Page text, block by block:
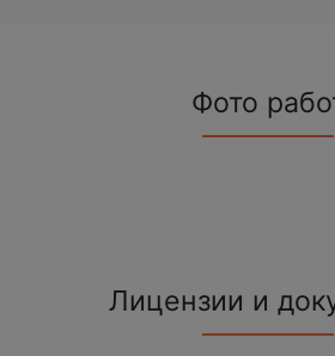
Фото
Лицензии и